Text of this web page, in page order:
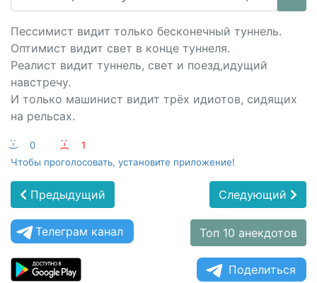
Пессимист видит только бесконечный туннель.
Оптимист видит свет в конце туннеля.
Реалист видит туннель, свет и поезд,идущий
навстречу.
И только машинист видит трёх идиотов, сидящих
на рельсах.
:-) 0 :-(
1
Чтобы проголосовать, установите приложение!
Предыдущий Следующий
Телеграм канал Топ 10 анекдотов
Поделиться